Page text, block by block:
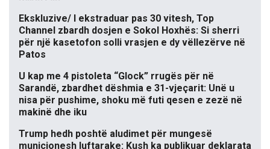
Ekskluzive/ I ekstraduar pas 30 vitesh, Top
Channel zbardh dosjen e Sokol Hoxhës: Si sherri
për një kasetofon solli vrasjen e dy vëllezërve në
Patos
U kap me 4 pistoleta “Glock” rrugës për në
Sarandë, zbardhet dëshmia e 31-vjeçarit: Unë u
nisa për pushime, shoku më futi qesen e zezë në
makinë dhe iku
Trump hedh poshtë aludimet për mungesë
municionesh luftarake: Kush ka publikuar deklarata